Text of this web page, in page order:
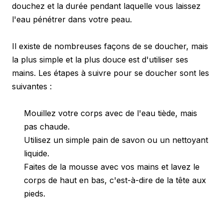
douchez et la durée pendant laquelle vous laissez
l'eau pénétrer dans votre peau.
Il existe de nombreuses façons de se doucher, mais
la plus simple et la plus douce est d'utiliser ses
mains. Les étapes à suivre pour se doucher sont les
suivantes :
Mouillez votre corps avec de l'eau tiède, mais
pas chaude.
Utilisez un simple pain de savon ou un nettoyant
liquide.
Faites de la mousse avec vos mains et lavez le
corps de haut en bas, c'est-à-dire de la tête aux
pieds.